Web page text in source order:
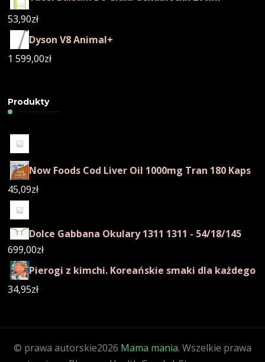
53,90zł
Dyson V8 Animal+
1 599,00zł
Produkty
Now Foods Cod Liver Oil 1000mg Tran 180 Kaps
45,09zł
Dolce Gabbana Okulary 1311 1311 - 54/18/145
699,00zł
Pierogi z kimchi. Koreańskie smaki dla każdego
34,95zł
© prawa autorskie2026 Mama mania. Wszelkie prawa